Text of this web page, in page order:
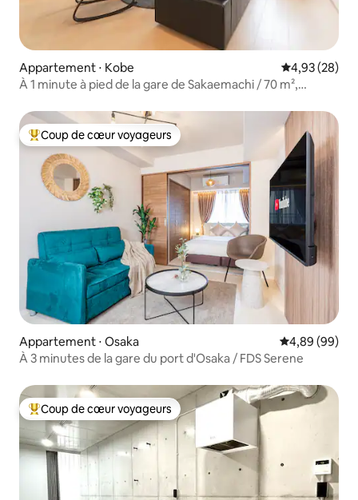
Appartement ⋅ Kobe Évaluation
4,93 (28)
À 1 minute à pied de la gare de Sakaemachi / 70 m²,
maximum / Centre de Kobe / Idéal pour le tourisme
Coups de cœur voyageurs les plus appréciés
Coup de cœur voyageurs
Appartement ⋅ Osaka Évaluation
4,89 (99)
À 3 minutes de la gare du port d'Osaka / FDS Serene
Coups de cœur voyageurs les plus appréciés
Coup de cœur voyageurs